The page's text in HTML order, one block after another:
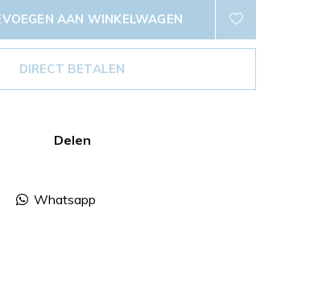
AAN WINKELWAGEN
DIRECT BETALEN
Delen
Whatsapp